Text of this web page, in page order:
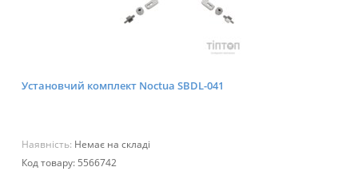
Установчий комплект Noctua SBDL-041
Наявність: Немає на складі
Код товару: 5566742